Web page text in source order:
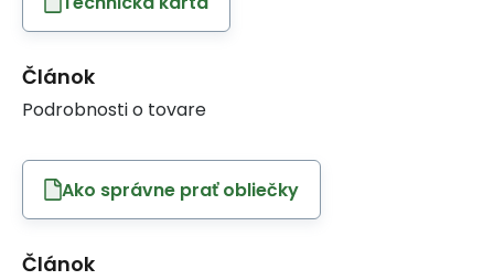
Článok
Podrobnosti o tovare
Ako správne prať obliečky
Článok